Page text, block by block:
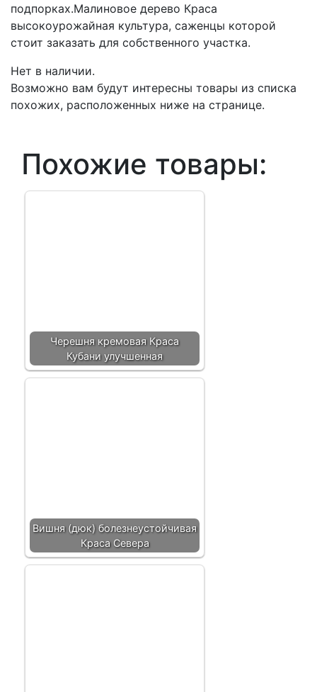
подпорках.Малиновое дерево Краса
высокоурожайная культура, саженцы которой
стоит заказать для собственного участка.
Нет в наличии.
Возможно вам будут интересны товары из списка
похожих, расположенных ниже на странице.
Похожие товары:
Черешня кремовая Краса
Кубани улучшенная
Вишня (дюк) болезнеустойчивая
Краса Севера